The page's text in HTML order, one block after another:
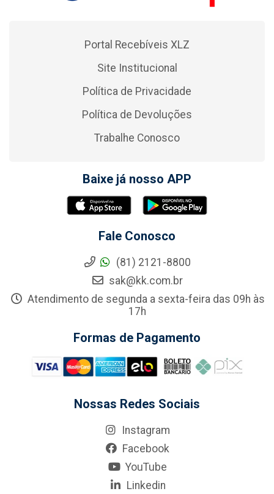
Portal Recebíveis XLZ
Site Institucional
Política de Privacidade
Política de Devoluções
Trabalhe Conosco
Baixe já nosso APP
Fale Conosco
(81) 2121-8800
sak@kk.com.br
Atendimento de segunda a sexta-feira das 09h às
17h
Formas de Pagamento
Nossas Redes Sociais
Instagram
Facebook
YouTube
Linkedin